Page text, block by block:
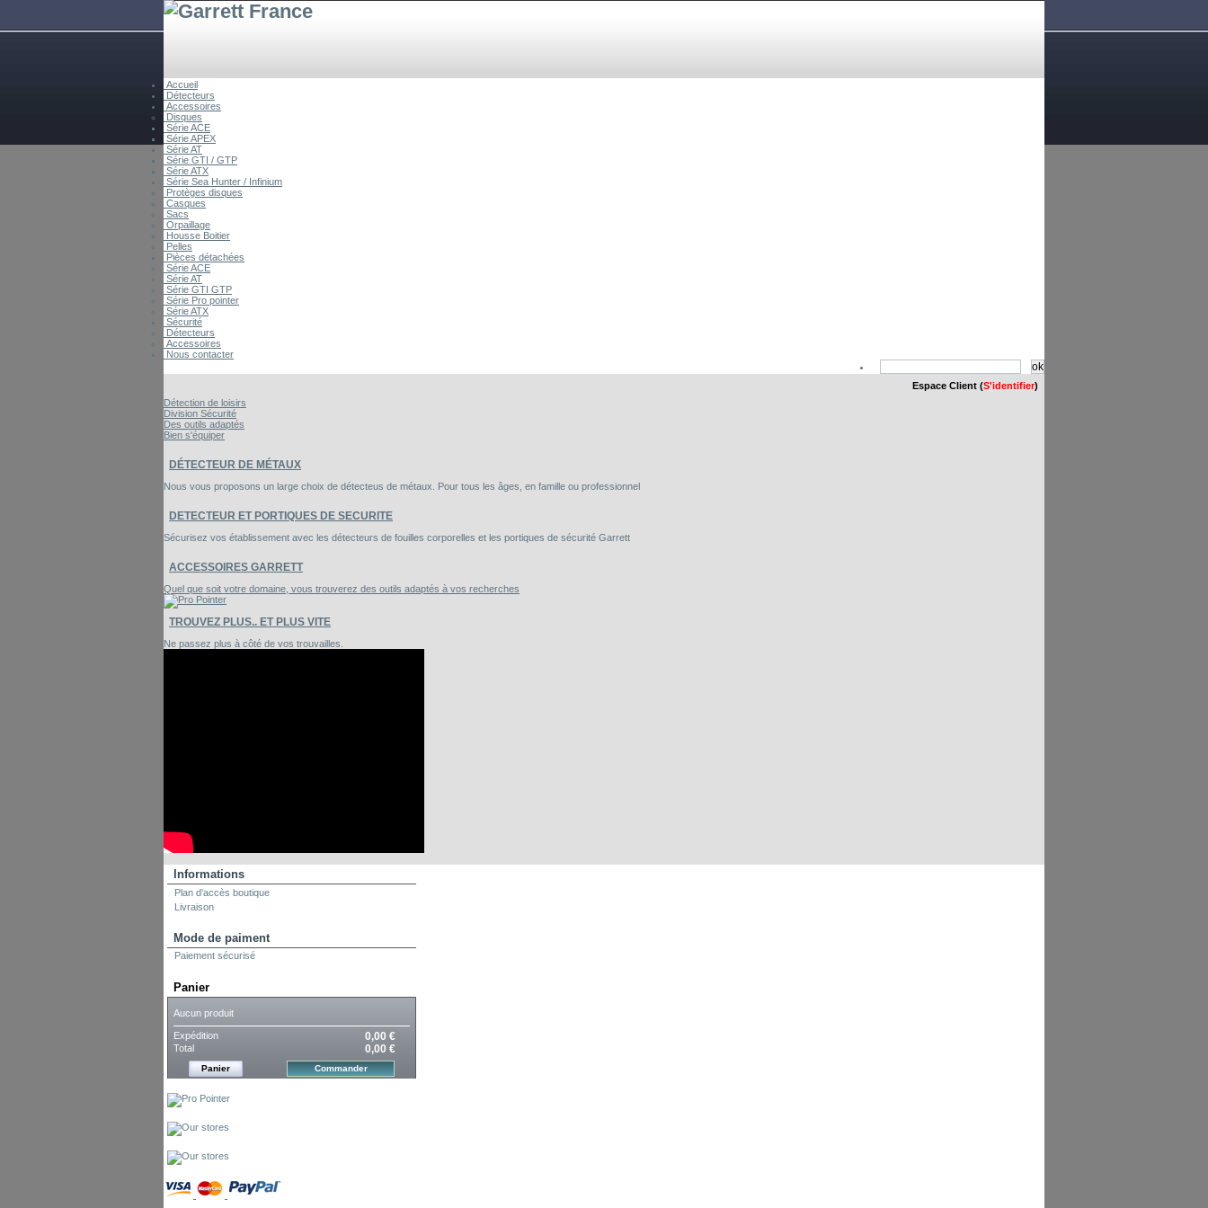
Accueil
Détecteurs
Accessoires
Disques
Série ACE
Série APEX
Série AT
Série GTI / GTP
Série ATX
Série Sea Hunter / Infinium
Protèges disques
Casques
Sacs
Orpaillage
Housse Boitier
Pelles
Pièces détachées
Série ACE
Série AT
Série GTI GTP
Série Pro pointer
Série ATX
Sécurité
Détecteurs
Accessoires
Nous contacter
Espace Client (S'identifier)
Détection de loisirs
Division Sécurité
Des outils adaptés
Bien s'équiper
DÉTECTEUR DE MÉTAUX
Nous vous proposons un large choix de détecteus de métaux. Pour tous les âges, en famille ou professionnel
DETECTEUR ET PORTIQUES DE SECURITE
Sécurisez vos établissement avec les détecteurs de fouilles corporelles et les portiques de sécurité Garrett
ACCESSOIRES GARRETT
Quel que soit votre domaine, vous trouverez des outils adaptés à vos recherches
TROUVEZ PLUS.. ET PLUS VITE
Ne passez plus à côté de vos trouvailles.
Informations
Plan d'accès boutique
Livraison
Mode de paiment
Paiement sécurisé
Panier
Aucun produit
Expédition 0,00 €
Total 0,00 €
Panier Commander